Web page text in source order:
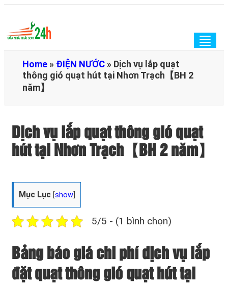
Home » ĐIỆN NƯỚC » Dịch vụ lắp quạt
thông gió quạt hút tại Nhơn Trạch【BH 2
năm】
Dịch vụ lắp quạt thông gió quạt
hút tại Nhơn Trạch【BH 2 năm】
Mục Lục [show
5/5 - (1 bình chọn)
Bảng báo giá chi phí dịch vụ lắp
đặt quạt thông gió quạt hút tại